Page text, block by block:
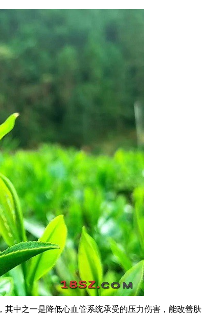
中之一是降低心血管系统承受的压力伤害，能改善